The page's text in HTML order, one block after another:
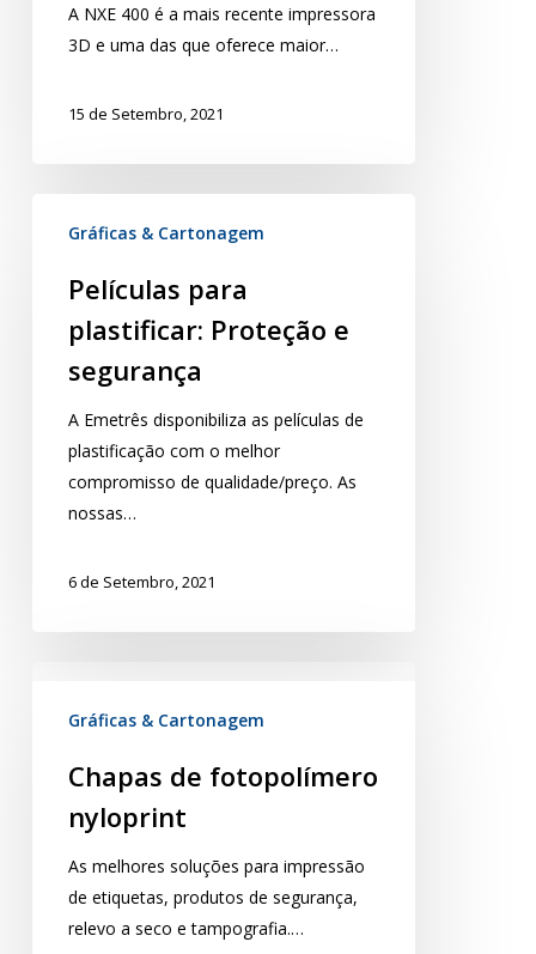
A NXE 400 é a mais recente impressora
3D e uma das que oferece maior…
15 de Setembro, 2021
Gráficas & Cartonagem
Películas para
plastificar: Proteção e
segurança
A Emetrês disponibiliza as películas de
plastificação com o melhor
compromisso de qualidade/preço. As
nossas…
6 de Setembro, 2021
Gráficas & Cartonagem
Chapas de fotopolímero
nyloprint
As melhores soluções para impressão
de etiquetas, produtos de segurança,
relevo a seco e tampografia.…